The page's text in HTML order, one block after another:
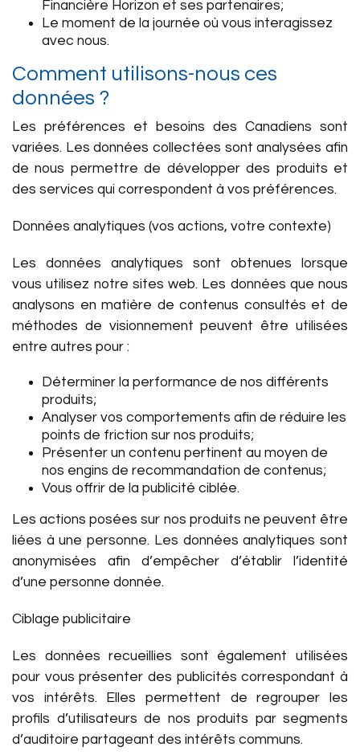
Financière Horizon et ses partenaires;
Le moment de la journée où vous interagissez
avec nous.
Comment utilisons-nous ces
données ?
Les préférences et besoins des Canadiens sont
variées. Les données collectées sont analysées afin
de nous permettre de développer des produits et
des services qui correspondent à vos préférences.
Données analytiques (vos actions, votre contexte)
Les données analytiques sont obtenues lorsque
vous utilisez notre sites web. Les données que nous
analysons en matière de contenus consultés et de
méthodes de visionnement peuvent être utilisées
entre autres pour :
Déterminer la performance de nos différents
produits;
Analyser vos comportements afin de réduire les
points de friction sur nos produits;
Présenter un contenu pertinent au moyen de
nos engins de recommandation de contenus;
Vous offrir de la publicité ciblée.
Les actions posées sur nos produits ne peuvent être
liées à une personne. Les données analytiques sont
anonymisées afin d’empêcher d’établir l’identité
d’une personne donnée.
Ciblage publicitaire
Les données recueillies sont également utilisées
pour vous présenter des publicités correspondant à
vos intérêts. Elles permettent de regrouper les
profils d’utilisateurs de nos produits par segments
d’auditoire partageant des intérêts communs.